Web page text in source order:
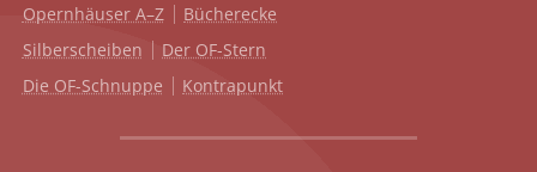
Opernhäuser A–Z
Bücherecke
Silberscheiben
Der OF-Stern
Die OF-Schnuppe
Kontrapunkt